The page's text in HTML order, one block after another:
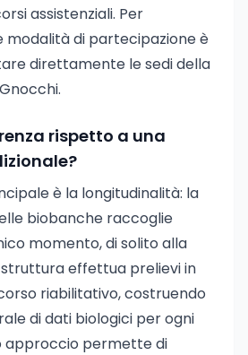
assistenziali. Per
modalità di partecipazione è
direttamente le sedi della
rispetto a una
è la longitudinalità: la
biobanche raccoglie
momento, di solito alla
struttura effettua prelievi in
riabilitativo, costruendo
di dati biologici per ogni
approccio permette di